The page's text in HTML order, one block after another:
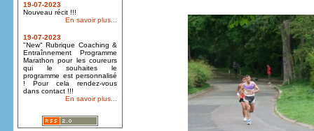
19-07-2023
Nouveau récit !!!
En savoir plus...
19-07-2023
"New" Rubrique Coaching &
Entraînnement Programme
Marathon pour les coureurs
qui le souhaites le
programme est personnalisé
! Pour cela rendez-vous
dans contact !!!
En savoir plus...